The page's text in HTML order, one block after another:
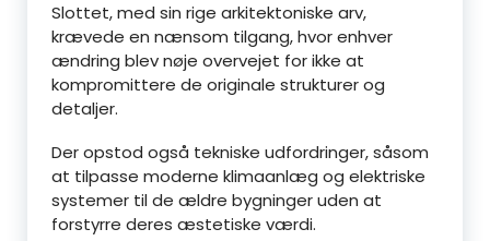
Slottet, med sin rige arkitektoniske arv,
krævede en nænsom tilgang, hvor enhver
ændring blev nøje overvejet for ikke at
kompromittere de originale strukturer og
detaljer.
Der opstod også tekniske udfordringer, såsom
at tilpasse moderne klimaanlæg og elektriske
systemer til de ældre bygninger uden at
forstyrre deres æstetiske værdi.